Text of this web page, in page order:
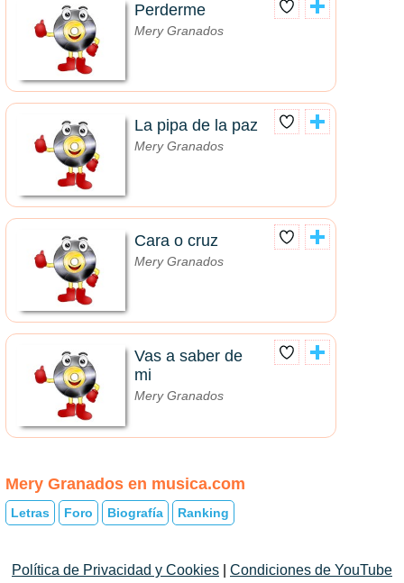
Perderme
Mery Granados
La pipa de la paz
Mery Granados
Cara o cruz
Mery Granados
Vas a saber de
mi
Mery Granados
Mery Granados en musica.com
Letras Foro Biografía Ranking
Política de Privacidad y Cookies Condiciones de YouTube